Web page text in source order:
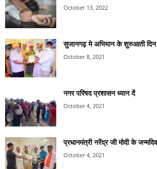
October 13, 2022
सुजानगढ़ मे अभियान के शुरुआती दिन
October 8, 2021
नगर परिषद प्रशासन ध्यान दें
October 4, 2021
प्रधानमंत्री नरेंद्र जी मोदी के
October 4, 2021